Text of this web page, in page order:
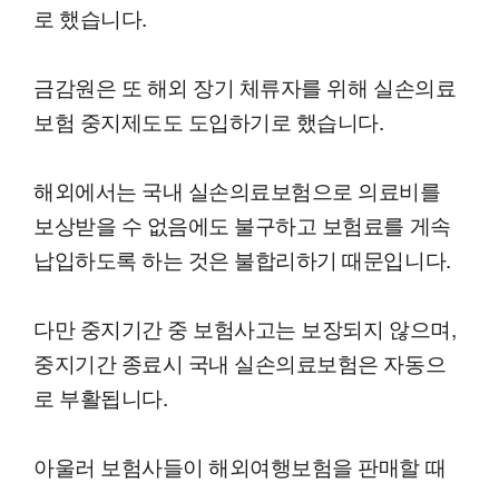
로 했습니다.
금감원은 또 해외 장기 체류자를 위해 실손의료
보험 중지제도도 도입하기로 했습니다.
해외에서는 국내 실손의료보험으로 의료비를
보상받을 수 없음에도 불구하고 보험료를 게속
납입하도록 하는 것은 불합리하기 때문입니다.
다만 중지기간 중 보험사고는 보장되지 않으며,
중지기간 종료시 국내 실손의료보험은 자동으
로 부활됩니다.
아울러 보험사들이 해외여행보험을 판매할 때